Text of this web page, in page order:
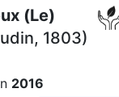
(Le)
1803)
2016